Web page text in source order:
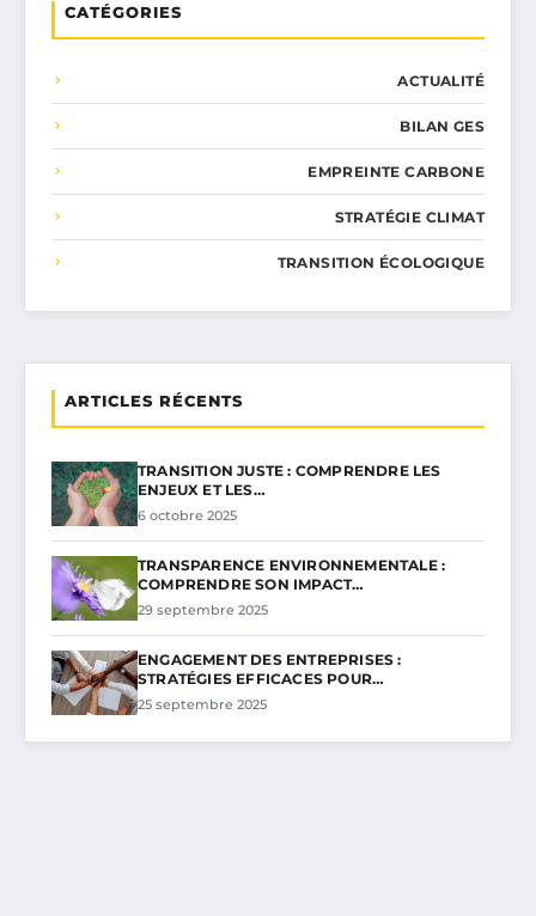
CATÉGORIES
ACTUALITÉ
BILAN GES
EMPREINTE CARBONE
STRATÉGIE CLIMAT
TRANSITION ÉCOLOGIQUE
ARTICLES RÉCENTS
TRANSITION JUSTE : COMPRENDRE LES
ENJEUX ET LES…
6 octobre 2025
TRANSPARENCE ENVIRONNEMENTALE :
COMPRENDRE SON IMPACT…
29 septembre 2025
ENGAGEMENT DES ENTREPRISES :
STRATÉGIES EFFICACES POUR…
25 septembre 2025